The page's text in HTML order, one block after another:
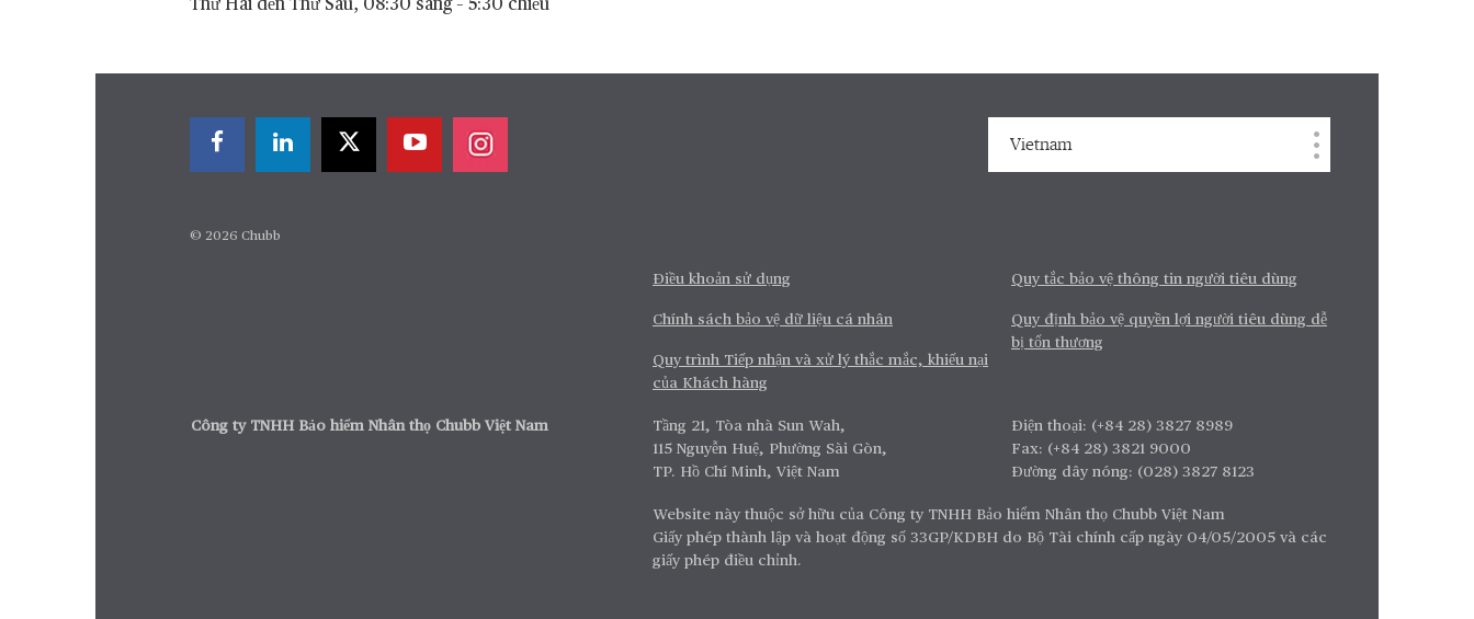
Thứ Hai đến Thứ Sáu, 08:30 sáng – 5:30 chiều
Vietnam
© 2026 Chubb
Điều khoản sử dụng
Chính sách bảo vệ dữ liệu cá nhân
Quy trình Tiếp nhận và xử lý thắc mắc, khiếu nại
của Khách hàng
Quy tắc bảo vệ thông tin người tiêu dùng
Quy định bảo vệ quyền lợi người tiêu dùng dễ
bị tổn thương
Công ty TNHH Bảo hiểm Nhân thọ Chubb Việt Nam
Tầng 21, Tòa nhà Sun Wah,
115 Nguyễn Huệ, Phường Sài Gòn,
TP. Hồ Chí Minh, Việt Nam
Điện thoại: (+84 28) 3827 8989
Fax: (+84 28) 3821 9000
Đường dây nóng: (028) 3827 8123
Website này thuộc sở hữu của Công ty TNHH Bảo hiểm Nhân thọ Chubb Việt Nam
Giấy phép thành lập và hoạt động số 33GP/KDBH do Bộ Tài chính cấp ngày 04/05/2005 và các
giấy phép điều chỉnh.